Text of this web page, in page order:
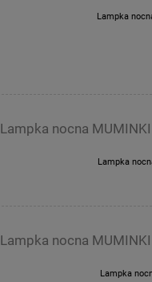
Lampka
Lampka nocna
Lampka
Lampka nocna
Lampka